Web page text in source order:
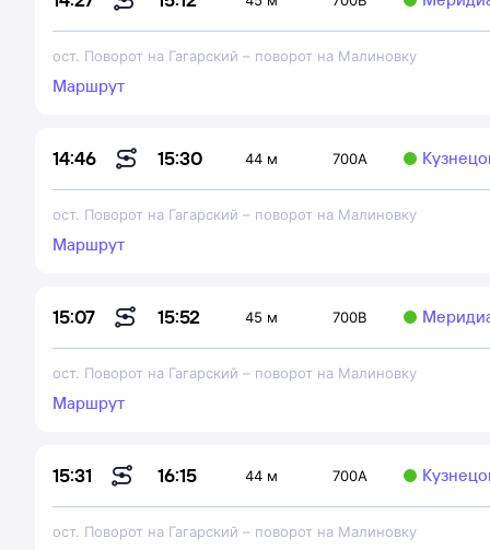
ост. Поворот на Гагарский – поворот на Малиновку
Маршрут
14:46 15:30 44 м 700А
ост. Поворот на Гагарский – поворот на Малиновку
Маршрут
15:07 15:52 45 м 700В
ост. Поворот на Гагарский – поворот на Малиновку
Маршрут
15:31 16:15 44 м 700А
ост. Поворот на Гагарский – поворот на Малиновку